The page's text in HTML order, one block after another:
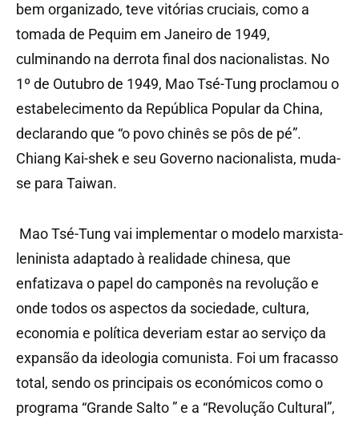
bem organizado, teve vitórias cruciais, como a
tomada de Pequim em Janeiro de 1949,
culminando na derrota final dos nacionalistas. No
1º de Outubro de 1949, Mao Tsé-Tung proclamou o
estabelecimento da República Popular da China,
declarando que “o povo chinês se pôs de pé”.
Chiang Kai-shek e seu Governo nacionalista, muda-
se para Taiwan.
Mao Tsé-Tung vai implementar o modelo marxista-
leninista adaptado à realidade chinesa, que
enfatizava o papel do camponês na revolução e
onde todos os aspectos da sociedade, cultura,
economia e política deveriam estar ao serviço da
expansão da ideologia comunista. Foi um fracasso
total, sendo os principais os económicos como o
programa “Grande Salto ” e a “Revolução Cultural”,